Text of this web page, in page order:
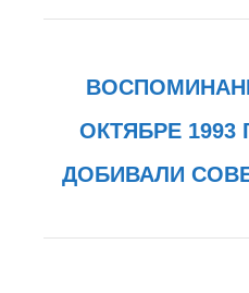
ОКТЯБРЕ 1993
ДОБИВАЛИ